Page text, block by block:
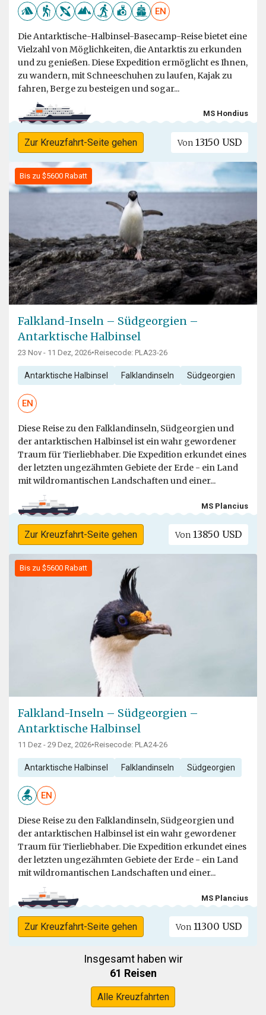
EN
Die Antarktische-Halbinsel-Basecamp-Reise bietet eine
Vielzahl von Möglichkeiten, die Antarktis zu erkunden
und zu genießen. Diese Expedition ermöglicht es Ihnen,
zu wandern, mit Schneeschuhen zu laufen, Kajak zu
fahren, Berge zu besteigen und sogar...
MS Hondius
Zur Kreuzfahrt-Seite gehen Von 13150 USD
Bis zu $5600 Rabatt
Falkland-Inseln – Südgeorgien –
Antarktische Halbinsel
23 Nov - 11 Dez, 2026•Reisecode: PLA23-26
Antarktische Halbinsel Falklandinseln Südgeorgien
EN
Diese Reise zu den Falklandinseln, Südgeorgien und
der antarktischen Halbinsel ist ein wahr gewordener
Traum für Tierliebhaber. Die Expedition erkundet eines
der letzten ungezähmten Gebiete der Erde - ein Land
mit wildromantischen Landschaften und einer...
MS Plancius
Zur Kreuzfahrt-Seite gehen Von 13850 USD
Bis zu $5600 Rabatt
Falkland-Inseln – Südgeorgien –
Antarktische Halbinsel
11 Dez - 29 Dez, 2026•Reisecode: PLA24-26
Antarktische Halbinsel Falklandinseln Südgeorgien
EN
Diese Reise zu den Falklandinseln, Südgeorgien und
der antarktischen Halbinsel ist ein wahr gewordener
Traum für Tierliebhaber. Die Expedition erkundet eines
der letzten ungezähmten Gebiete der Erde - ein Land
mit wildromantischen Landschaften und einer...
MS Plancius
Zur Kreuzfahrt-Seite gehen Von 11300 USD
Insgesamt haben wir
61 Reisen
Alle Kreuzfahrten